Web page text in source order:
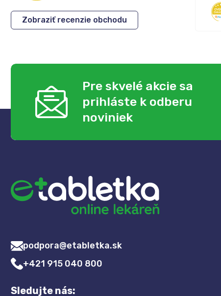
Zobraziť recenzie obchodu
Pre skvelé akcie sa
prihláste k odberu
noviniek
podpora@etabletka.sk
+421 915 040 800
Sledujte nás: